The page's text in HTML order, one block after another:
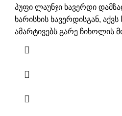
პუფი ლაუნჯი ხავერდი
ხარისხის ხავერდისგან,
ამარტივებს გარე ჩიხოლის